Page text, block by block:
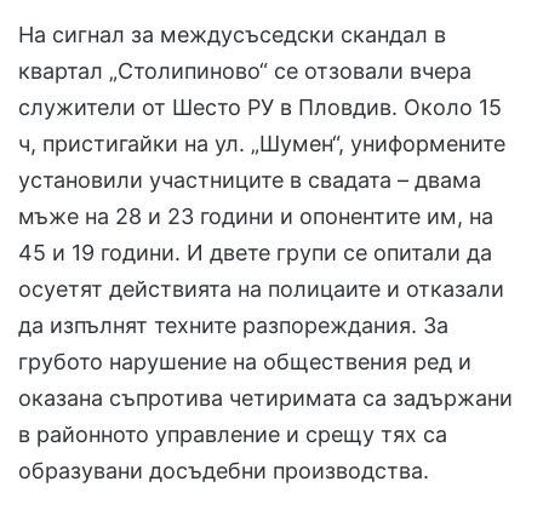
На сигнал за междусъседски скандал в
квартал „Столипиново“ се отзовали вчера
служители от Шесто РУ в Пловдив. Около 15
ч, пристигайки на ул. „Шумен“, униформените
установили участниците в свадата – двама
мъже на 28 и 23 години и опонентите им, на
45 и 19 години. И двете групи се опитали да
осуетят действията на полицаите и отказали
да изпълнят техните разпореждания. За
грубото нарушение на обществения ред и
оказана съпротива четиримата са задържани
в районното управление и срещу тях са
образувани досъдебни производства.